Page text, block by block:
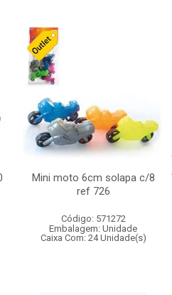
Mini moto 6cm solapa c/8
ref 726
Código: 571272
Embalagem: Unidade
Caixa Com: 24 Unidade(s)